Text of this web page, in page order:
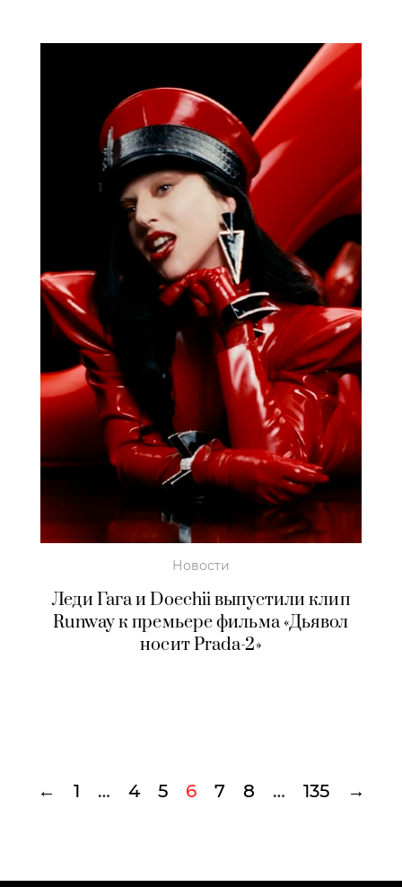
Новости
Леди Гага и Doechii выпустили клип
Runway к премьере фильма «Дьявол
носит Prada-2»
← 1 … 4 5 6 7 8 … 135 →